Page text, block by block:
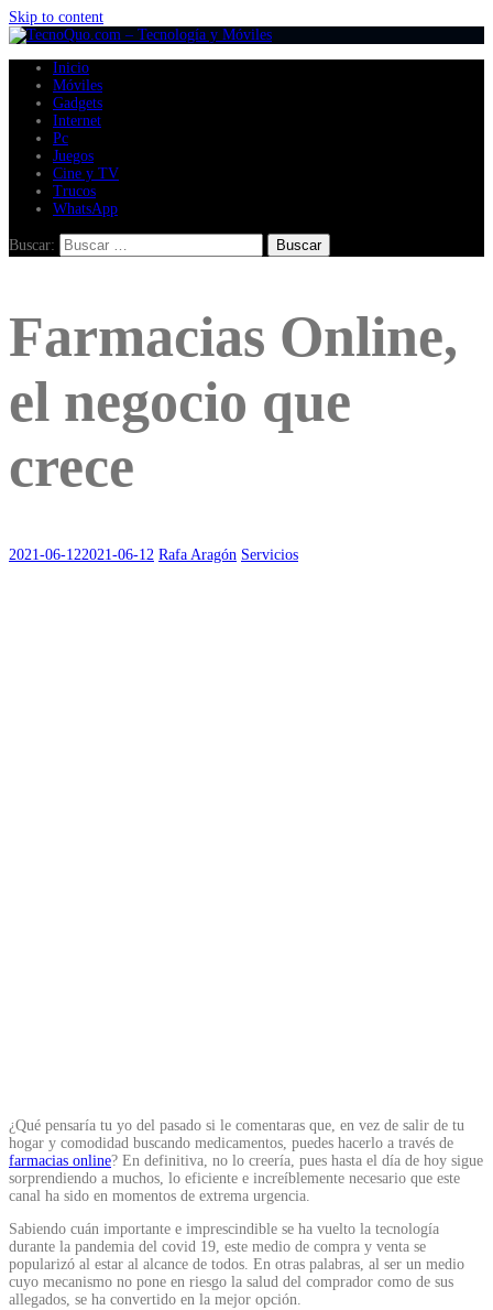
Skip to content
Inicio
Móviles
Gadgets
Internet
Pc
Juegos
Cine y TV
Trucos
WhatsApp
Buscar:
Farmacias Online,
el negocio que
crece
2021-06-122021-06-12 Rafa Aragón Servicios
¿Qué pensaría tu yo del pasado si le comentaras que, en vez de salir de tu
hogar y comodidad buscando medicamentos, puedes hacerlo a través de
farmacias online? En definitiva, no lo creería, pues hasta el día de hoy sigue
sorprendiendo a muchos, lo eficiente e increíblemente necesario que este
canal ha sido en momentos de extrema urgencia.
Sabiendo cuán importante e imprescindible se ha vuelto la tecnología
durante la pandemia del covid 19, este medio de compra y venta se
popularizó al estar al alcance de todos. En otras palabras, al ser un medio
cuyo mecanismo no pone en riesgo la salud del comprador como de sus
allegados, se ha convertido en la mejor opción.